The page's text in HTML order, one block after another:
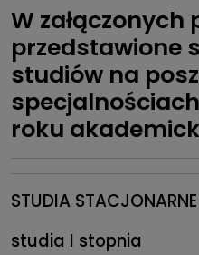
W załączonych
przedstawione
studiów na
roku
STUDIA
studia I stopnia